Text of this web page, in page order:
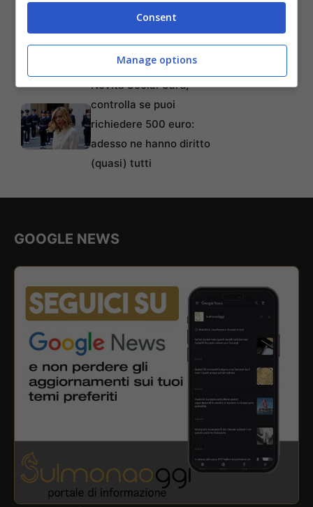
Lo Stato inizia a
recuperare i suoi soldi:
arrivano i tagli alle
pensioni
Novità Social Card,
controlla se puoi
richiedere 500 euro:
adesso ne hanno diritto
(quasi) tutti
GOOGLE NEWS
Consent
Manage options